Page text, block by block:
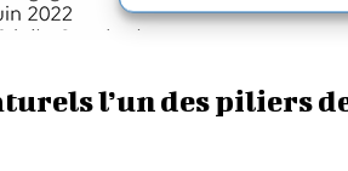
l’un des piliers